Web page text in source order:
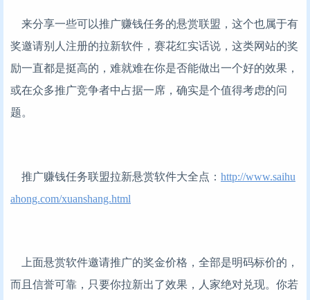
来分享一些可以推广赚钱任务的悬赏联盟，这个也属于有
奖邀请别人注册的拉新软件，赛花红实话说，这类网站的奖
励一直都是挺高的，难就难在你是否能做出一个好的效果，
或在众多推广竞争者中占据一席，确实是个值得考虑的问
题。
推广赚钱任务联盟拉新悬赏软件大全点： http://www.saihu
ahong.com/xuanshang.html
上面悬赏软件邀请推广的奖金价格，全部是明码标价的，
而且信誉可靠，只要你拉新出了效果，人家绝对兑现。你若